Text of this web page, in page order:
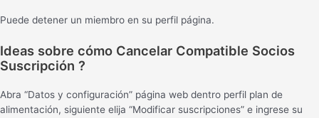
Puede detener un miembro en su perfil página.
Ideas sobre cómo Cancelar Compatible Socios
Suscripción ?
Abra “Datos y configuración” página web dentro perfil plan de
alimentación, siguiente elija “Modificar suscripciones” e ingrese su